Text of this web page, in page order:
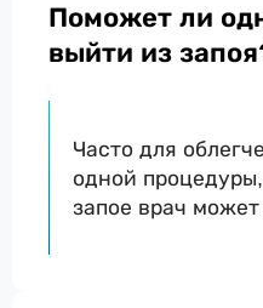
Поможет ли
выйти из
Часто для
одной
запое врач